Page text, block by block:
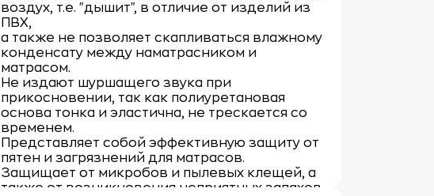
воздух, т.е. "дышит", в отличие от изделий из
ПВХ,
а также не позволяет скапливаться влажному
конденсату между наматрасником и
матрасом.
Не издают шуршащего звука при
прикосновении, так как полиуретановая
основа тонка и эластична, не трескается со
временем.
Представляет собой эффективную защиту от
пятен и загрязнений для матрасов.
Защищает от микробов и пылевых клещей, а
также от возникновения неприятных запахов.